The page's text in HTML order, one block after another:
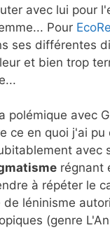
avec lui pour
Pour
ses différentes
et bien trop
polémique avec
ce en quoi j'ai
avec
régnant
à répéter le
de léninisme
(genre